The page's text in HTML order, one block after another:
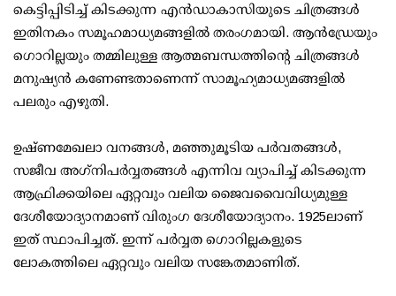
കെട്ടിപ്പിടിച്ച് കിടക്കുന്ന എന്‍ഡാകാസിയുടെ ചിത്രങ്ങള്‍
ഇതിനകം സമൂഹമാധ്യമങ്ങളില്‍ തരംഗമായി. ആന്‍ഡ്രേയും
ഗൊറില്ലയും തമ്മിലുള്ള ആത്മബന്ധത്തിന്റെ ചിത്രങ്ങള്‍
മനുഷ്യന്‍ കണേണ്ടതാണെന്ന് സാമൂഹ്യമാധ്യമങ്ങളില്‍
പലരും എഴുതി.
ഉഷ്ണമേഖലാ വനങ്ങള്‍, മഞ്ഞുമൂടിയ പര്‍വതങ്ങള്‍,
സജീവ അഗ്‌നിപര്‍വ്വതങ്ങള്‍ എന്നിവ വ്യാപിച്ച് കിടക്കുന്ന
ആഫ്രിക്കയിലെ ഏറ്റവും വലിയ ജൈവവൈവിധ്യമുള്ള
ദേശീയോദ്യാനമാണ് വിരുംഗ ദേശീയോദ്യാനം. 1925ലാണ്
ഇത് സ്ഥാപിച്ചത്. ഇന്ന് പര്‍വ്വത ഗൊറില്ലകളുടെ
ലോകത്തിലെ ഏറ്റവും വലിയ സങ്കേതമാണിത്.